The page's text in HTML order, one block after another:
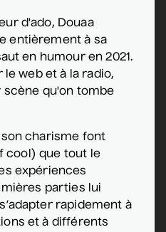
d'ado, Douaa
entièrement à sa
en humour en 2021.
le web et à la radio,
qu'on tombe
charisme font
cool) que tout le
expériences
parties lui
rapidement à
et à différents